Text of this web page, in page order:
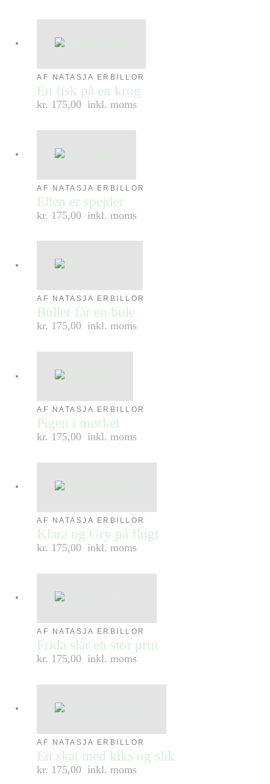
AF NATASJA ERBILLOR
En fisk på en krog
kr. 175,00 inkl. moms
AF NATASJA ERBILLOR
Ellen er spejder
kr. 175,00 inkl. moms
AF NATASJA ERBILLOR
Buller får en bule
kr. 175,00 inkl. moms
AF NATASJA ERBILLOR
Pigen i mørket
kr. 175,00 inkl. moms
AF NATASJA ERBILLOR
Klara og Gry på flugt
kr. 175,00 inkl. moms
AF NATASJA ERBILLOR
Frida slår en stor prut
kr. 175,00 inkl. moms
AF NATASJA ERBILLOR
En skat med kiks og slik
kr. 175,00 inkl. moms